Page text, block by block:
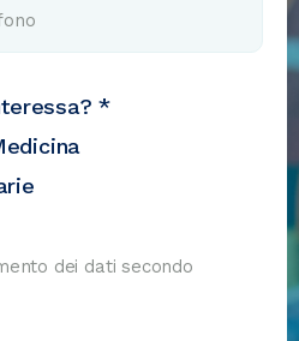
*
dei dati secondo